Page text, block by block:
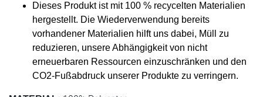
Dieses Produkt ist mit 100 % recycelten Materialien
hergestellt. Die Wiederverwendung bereits
vorhandener Materialien hilft uns dabei, Müll zu
reduzieren, unsere Abhängigkeit von nicht
erneuerbaren Ressourcen einzuschränken und den
CO2-Fußabdruck unserer Produkte zu verringern.